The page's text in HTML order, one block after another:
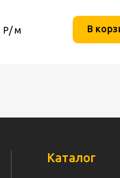
Р/ м В
Каталог